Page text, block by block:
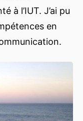
à l’IUT. J’ai pu
en